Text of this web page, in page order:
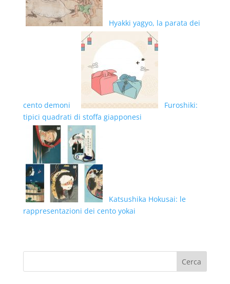
Hyakki yagyo, la parata dei
cento demoni
Furoshiki:
tipici quadrati di stoffa giapponesi
Katsushika Hokusai: le
rappresentazioni dei cento yokai